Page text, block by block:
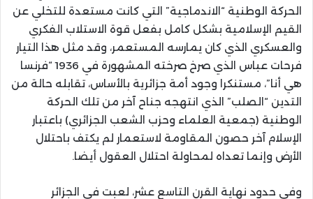
الحركة الوطنية “الاندماجية” التي كانت مستعدة للتخلي عن
القيم الإسلامية بشكل كامل بفعل قوة الاستلاب الفكري
والعسكري الذي كان يمارسه المستعمر، وقد مثل هذا التيار
فرحات عباس الذي صرخ صرخته المشهورة في 1936 “فرنسا
هي أنا”، مستنكرا وجود أمة جزائرية بالأساس، تقابله حالة من
التدين “الصلب” الذي انتهجه جناح آخر من تلك الحركة
الوطنية (جمعية العلماء وحزب الشعب الجزائري) باعتبار
الإسلام آخر حصون المقاومة لاستعمار لم يكتف باحتلال
الأرض وإنما تعداه لمحاولة احتلال العقول أيضا.
وفي حدود نهاية القرن التاسع عشر، لعبت في الجزائر